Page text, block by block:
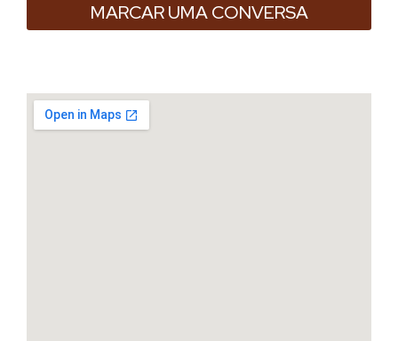
MARCAR UMA CONVERSA